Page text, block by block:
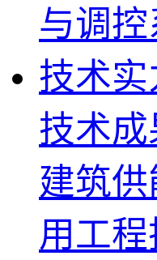
与调控
技术实
技术成
建筑
用工